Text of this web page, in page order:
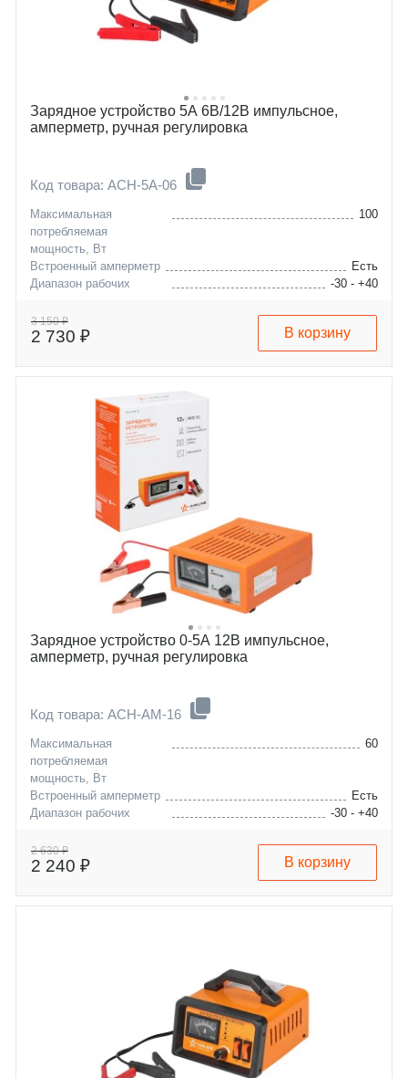
Зарядное устройство 5А 6В/12В импульсное,
амперметр, ручная регулировка
Код товара: ACH-5A-06
Максимальная
потребляемая
мощность, Вт
100
Встроенный амперметр
Есть
Диапазон рабочих
-30 - +40
Максимальная емкость
заряжаемой АКБ, А/ч
65
3 150 ₽
2 730 ₽ В корзину
Зарядное устройство 0-5А 12В импульсное,
амперметр, ручная регулировка
Код товара: ACH-AM-16
Максимальная
потребляемая
мощность, Вт
60
Встроенный амперметр
Есть
Диапазон рабочих
-30 - +40
Максимальная емкость
заряжаемой АКБ, А/ч
100
2 630 ₽
2 240 ₽ В корзину